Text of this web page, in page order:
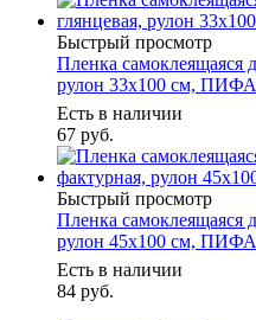
Быстрый просмотр
Пленка самоклеящаяся
рулон 33х100 см,
Есть в наличии
67 руб.
Быстрый просмотр
Пленка самоклеящаяся
рулон 45х100 см,
Есть в наличии
84 руб.